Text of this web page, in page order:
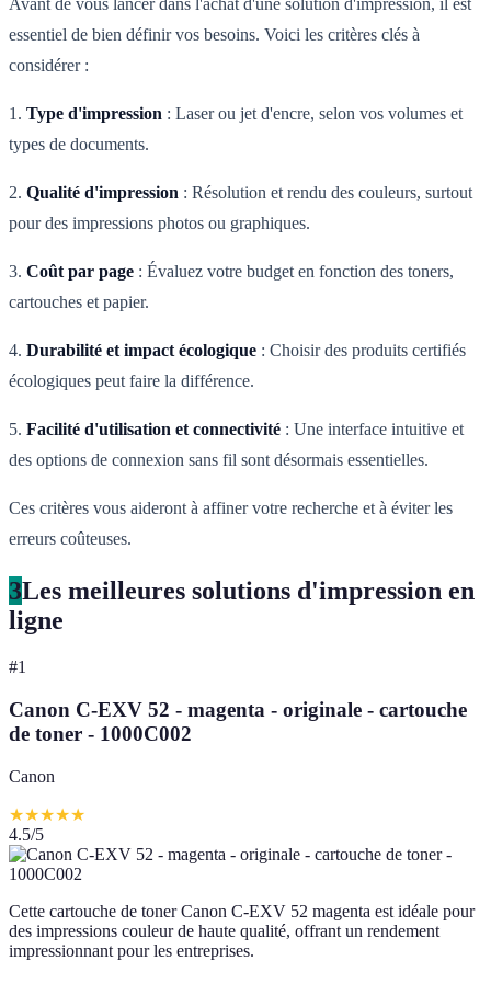
Avant de vous lancer dans l'achat d'une solution d'impression, il est
essentiel de bien définir vos besoins. Voici les critères clés à
considérer :
1. Type d'impression : Laser ou jet d'encre, selon vos volumes et
types de documents.
2. Qualité d'impression : Résolution et rendu des couleurs, surtout
pour des impressions photos ou graphiques.
3. Coût par page : Évaluez votre budget en fonction des toners,
cartouches et papier.
4. Durabilité et impact écologique : Choisir des produits certifiés
écologiques peut faire la différence.
5. Facilité d'utilisation et connectivité : Une interface intuitive et
des options de connexion sans fil sont désormais essentielles.
Ces critères vous aideront à affiner votre recherche et à éviter les
erreurs coûteuses.
3Les meilleures solutions d'impression en
ligne
#1
Canon C-EXV 52 - magenta - originale - cartouche
de toner - 1000C002
Canon
★★★★★
4.5/5
Cette cartouche de toner Canon C-EXV 52 magenta est idéale pour
des impressions couleur de haute qualité, offrant un rendement
impressionnant pour les entreprises.